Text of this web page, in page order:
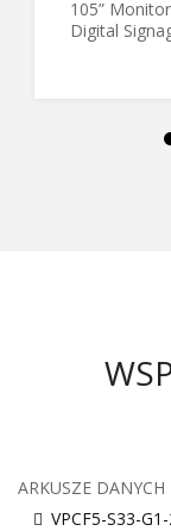
105”
Digital
ARKUSZE DANYCH
VPCF5-S33-